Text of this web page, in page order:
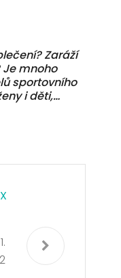
Zaráží
Je mnoho
sportovního
i děti,…